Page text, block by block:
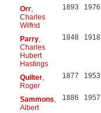
Orr,
Charles
Wilfrid
1893 1976
Parry,
Charles
Hubert
Hastings
1848 1918
Quilter,
Roger
1877 1953
Sammons,
Albert
1886 1957